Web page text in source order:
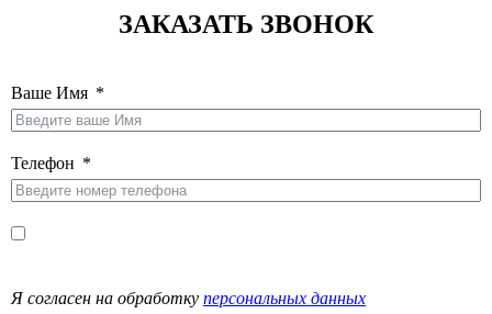
ЗАКАЗАТЬ ЗВОНОК
Ваше Имя
Телефон
Я согласен на обработку персональных данных